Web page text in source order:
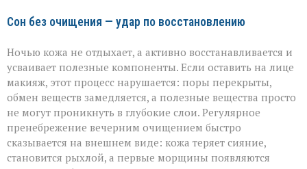
Сон без очищения — удар по восстановлению
Ночью кожа не отдыхает, а активно восстанавливается и
усваивает полезные компоненты. Если оставить на лице
макияж, этот процесс нарушается: поры перекрыты,
обмен веществ замедляется, а полезные вещества просто
не могут проникнуть в глубокие слои. Регулярное
пренебрежение вечерним очищением быстро
сказывается на внешнем виде: кожа теряет сияние,
становится рыхлой, а первые морщины появляются